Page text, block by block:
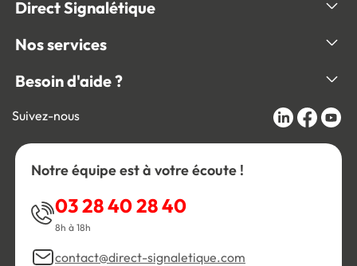
Direct Signalétique
Nos services
Besoin d'aide ?
Suivez-nous
Notre équipe est à votre écoute !
03 28 40 28 40
8h à 18h
contact@direct-signaletique.com